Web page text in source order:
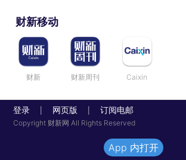
财新移动
财新 财新周刊 Caixin
登录 网页版 订阅电邮
Copyright 财新网 All Rights Reserved
App 内打开